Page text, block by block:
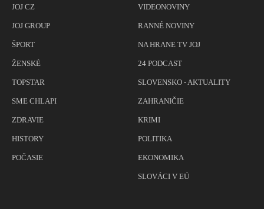
JOJ CZ
JOJ GROUP
ŠPORT
ŽENSKÉ
TOPSTAR
SME CHLAPI
ZDRAVIE
HISTORY
POČASIE
VIDEONOVINY
RANNÉ NOVINY
NA HRANE TV JOJ
24 PODCAST
SLOVENSKO - AKTUALITY
ZAHRANIČIE
KRIMI
POLITIKA
EKONOMIKA
SLOVÁCI V EÚ